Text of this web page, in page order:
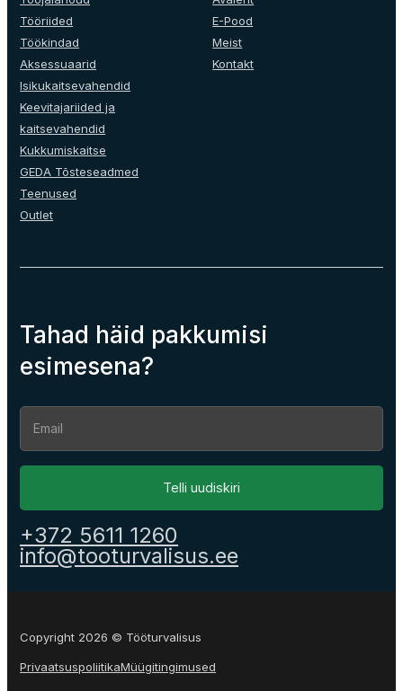
chosen
on
the
product
page
Tööriided
Töökindad
Aksessuaarid
Isikukaitsevahendid
Keevitajariided ja
kaitsevahendid
Kukkumiskaitse
GEDA Tõsteseadmed
Teenused
Outlet
E-Pood
Meist
Kontakt
Tahad häid pakkumisi
esimesena?
Section
Telli uudiskiri
+372 5611 1260
info@tooturvalisus.ee
Copyright 2026 © Tööturvalisus
PrivaatsuspoliitikaMüügitingimused